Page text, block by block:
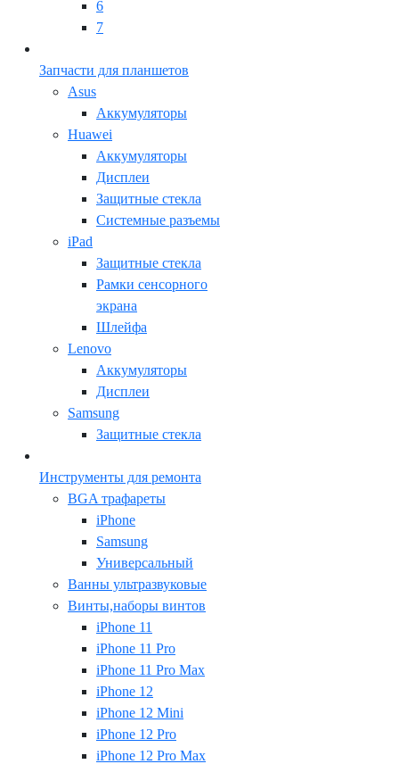
6
7
Запчасти для планшетов
Asus
Аккумуляторы
Huawei
Аккумуляторы
Дисплеи
Защитные стекла
Системные разъемы
iPad
Защитные стекла
Рамки сенсорного
экрана
Шлейфа
Lenovo
Аккумуляторы
Дисплеи
Samsung
Защитные стекла
Инструменты для ремонта
BGA трафареты
iPhone
Samsung
Универсальный
Ванны ультразвуковые
Винты,наборы винтов
iPhone 11
iPhone 11 Pro
iPhone 11 Pro Max
iPhone 12
iPhone 12 Mini
iPhone 12 Pro
iPhone 12 Pro Max